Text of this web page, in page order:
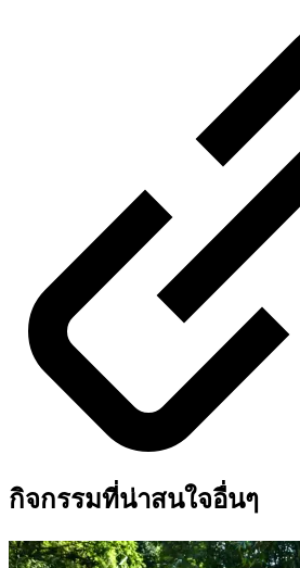
กิจกรรมที่น่าสนใจอื่นๆ